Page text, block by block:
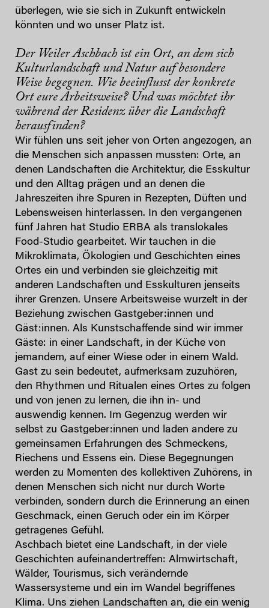
überlegen, wie sie sich in Zukunft entwickeln
könnten und wo unser Platz ist.
Der Weiler Aschbach ist ein Ort, an dem sich
Kulturlandschaft und Natur auf besondere
Weise begegnen. Wie beeinflusst der konkrete
Ort eure Arbeitsweise? Und was möchtet ihr
während der Residenz über die Landschaft
herausfinden?
Wir fühlen uns seit jeher von Orten angezogen, an
die Menschen sich anpassen mussten: Orte, an
denen Landschaften die Architektur, die Esskultur
und den Alltag prägen und an denen die
Jahreszeiten ihre Spuren in Rezepten, Düften und
Lebensweisen hinterlassen. In den vergangenen
fünf Jahren hat Studio ERBA als translokales
Food-Studio gearbeitet. Wir tauchen in die
Mikroklimata, Ökologien und Geschichten eines
Ortes ein und verbinden sie gleichzeitig mit
anderen Landschaften und Esskulturen jenseits
ihrer Grenzen. Unsere Arbeitsweise wurzelt in der
Beziehung zwischen Gastgeber:innen und
Gäst:innen. Als Kunstschaffende sind wir immer
Gäste: in einer Landschaft, in der Küche von
jemandem, auf einer Wiese oder in einem Wald.
Gast zu sein bedeutet, aufmerksam zuzuhören,
den Rhythmen und Ritualen eines Ortes zu folgen
und von jenen zu lernen, die ihn in- und
auswendig kennen. Im Gegenzug werden wir
selbst zu Gastgeber:innen und laden andere zu
gemeinsamen Erfahrungen des Schmeckens,
Riechens und Essens ein. Diese Begegnungen
werden zu Momenten des kollektiven Zuhörens, in
denen Menschen sich nicht nur durch Worte
verbinden, sondern durch die Erinnerung an einen
Geschmack, einen Geruch oder ein im Körper
getragenes Gefühl.
Aschbach bietet eine Landschaft, in der viele
Geschichten aufeinandertreffen: Almwirtschaft,
Wälder, Tourismus, sich verändernde
Wassersysteme und ein im Wandel begriffenes
Klima. Uns ziehen Landschaften an, die ein wenig